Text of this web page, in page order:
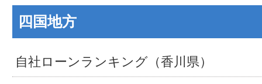
四国地方
自社ローンランキング（香川県）